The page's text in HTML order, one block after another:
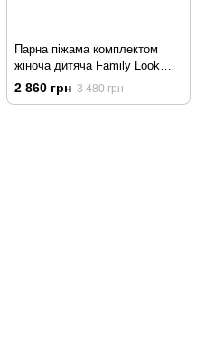
Парна піжама комплектом
жіноча дитяча Family Look
варена бавовна молочна
2 860 грн 3 480 грн